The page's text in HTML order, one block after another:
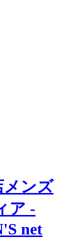
メンズ
ア -
net